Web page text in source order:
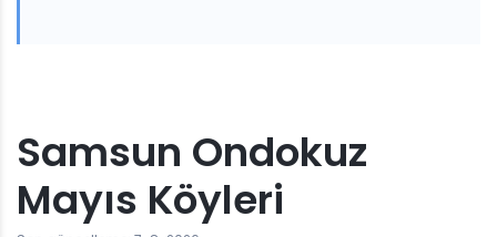
Samsun Ondokuz
Mayıs Köyleri